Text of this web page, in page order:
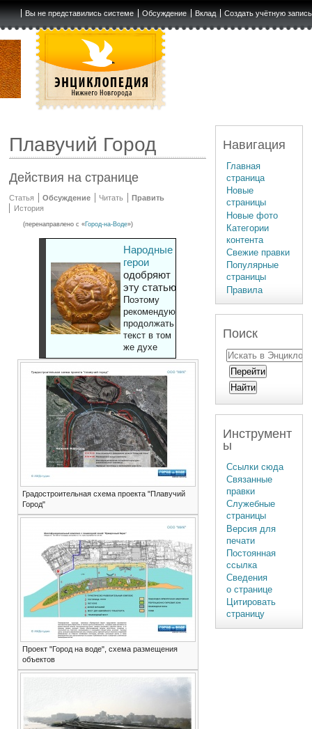
Вы не представились системе Обсуждение Вклад Создать учётную запись
Плавучий Город
Действия на странице
Статья Обсуждение Читать
Править
История
(перенаправлено с «Город-на-Воде»)
Народные
герои
одобряют
эту статью
Поэтому
рекомендуют
продолжать
текст в том
же духе
Градостроительная схема проекта "Плавучий
Город"
Проект "Город на воде", схема размещения
объектов
Навигация
Главная
страница
Новые
страницы
Новые фото
Категории
контента
Свежие правки
Популярные
страницы
Правила
Поиск
Инструмент
ы
Ссылки сюда
Связанные
правки
Служебные
страницы
Версия для
печати
Постоянная
ссылка
Сведения
о странице
Цитировать
страницу